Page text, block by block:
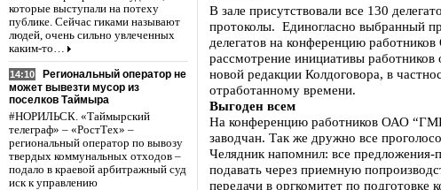
которые выступали на потеху
публике. Сейчас гиками называют
людей, очень сильно увлеченных
каким-то…
14:10
Региональный оператор не
может вывезти мусор из
поселков Таймыра
#НОРИЛЬСК. «Таймырский
телеграф» – «РостТех» –
региональный оператор по вывозу
твердых коммунальных отходов –
подало в краевой арбитражный суд
иск к управлению
В зале присутствовали все 130
протоколы. Единогласно выбранный
делегатов на конференцию
рассмотрение инициативы
новой редакции Колдоговора, в
отработанному времени.
Выгоден всем
На конференцию работников ОАО
заводчан. Так же дружно все
Челядник напомнил: все предложения-
подавать через приемную
передачи в оргкомитет по подготовке